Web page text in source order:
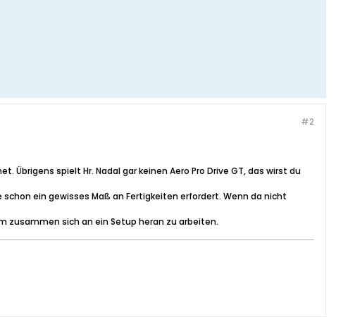
#2
spielt Hr. Nadal gar keinen Aero Pro Drive GT, das wirst du
ein gewisses Maß an Fertigkeiten erfordert. Wenn da nicht
zusammen sich an ein Setup heran zu arbeiten.